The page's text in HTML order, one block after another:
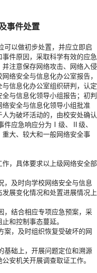
事件处置
可以做初步处置，并应立即启
件原因，采取科学有效的应急
注意保存网络攻击、网络入侵
络安全与信息化办公室报告，
信息化办公室组织研判，认定
与信息化领导小组报告；初判
安全与信息化领导小组批准
为破坏活动的，由校安处确认
件应急响应分为Ⅰ级、Ⅱ级、
大、较大和一般网络安全事
，具体要求以上级网络安全部
，及时向学校网络安全与信息
展变化情况和处置进展情况上
，结合相应专项应急预案，采
和控制事态蔓延。
案，及时组织恢复受破坏的网
基础上，开展问题定位和溯源
安机关开展调查取证工作。